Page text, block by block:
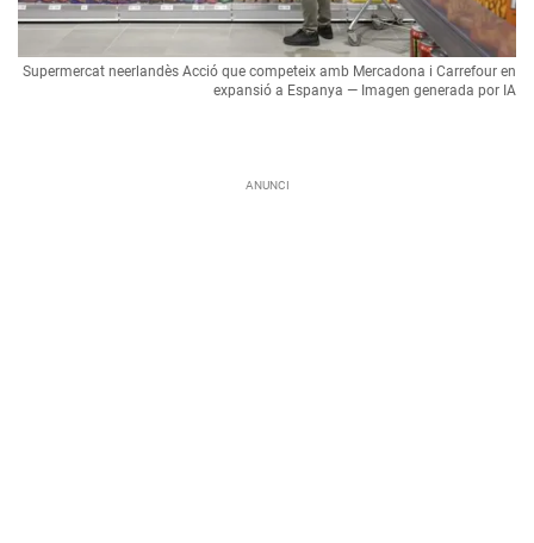
Supermercat neerlandès Acció que competeix amb Mercadona i Carrefour en
expansió a Espanya — Imagen generada por IA